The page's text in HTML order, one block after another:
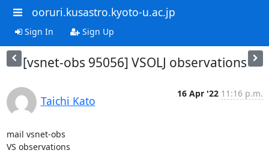
ooruri.kusastro.kyoto-u.ac.jp
Sign In Sign Up
[vsnet-obs 95056] VSOLJ observations
Taichi Kato
16 Apr '22 11:16 p.m.
mail vsnet-obs
VS observations